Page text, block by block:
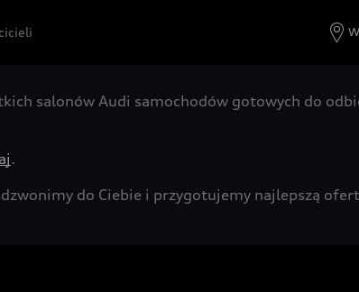
salonów Audi samochodów gotowych do
.
do Ciebie i przygotujemy najlepszą